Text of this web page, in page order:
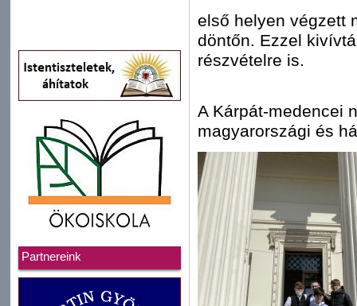
Partnereink
első helyen végzett
döntőn. Ezzel
részvételre is.
A Kárpát-medencei
magyarországi és